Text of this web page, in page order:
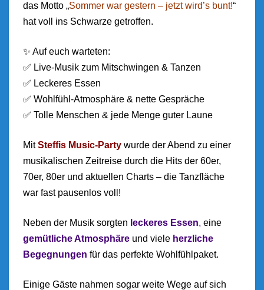
das Motto „Sommer war gestern – jetzt wird’s bunt!“
hat voll ins Schwarze getroffen.
✨ Auf euch warteten:
✅ Live-Musik zum Mitschwingen & Tanzen
✅ Leckeres Essen
✅ Wohlfühl-Atmosphäre & nette Gespräche
✅ Tolle Menschen & jede Menge guter Laune
MitSteffis Music-Party wurde der Abend zu einer
musikalischen Zeitreise durch die Hits der 60er,
70er, 80er und aktuellen Charts – die Tanzfläche
war fast pausenlos voll!
Neben der Musik sorgten leckeres Essen, eine
gemütliche Atmosphäre und viele herzliche
Begegnungen für das perfekte Wohlfühlpaket.
Einige Gäste nahmen sogar weite Wege auf sich